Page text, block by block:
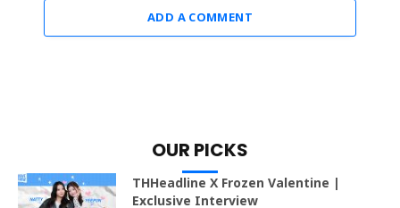
ADD A COMMENT
OUR PICKS
THHeadline X Frozen Valentine |
Exclusive Interview